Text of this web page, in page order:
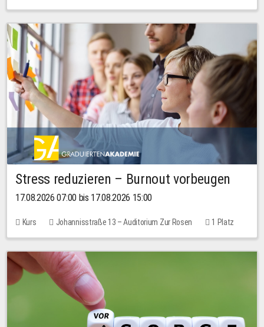
Stress reduzieren – Burnout vorbeugen
17.08.2026 07:00 bis 17.08.2026 15:00
Kurs Johannisstraße 13 – Auditorium Zur Rosen
1 Platz
10,00 EUR